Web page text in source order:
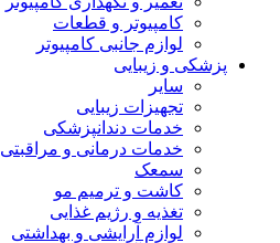
کامپیوتر و قطعات
لوازم جانبی کامپیوتر
پزشکی و زیبایی
سایر
تجهیزات زیبایی
خدمات دندانپزشکی
خدمات درمانی و مراقبتی
سمعک
کاشت و ترمیم مو
تغذیه و رژیم غذایی
لوازم آرایشی و بهداشتی